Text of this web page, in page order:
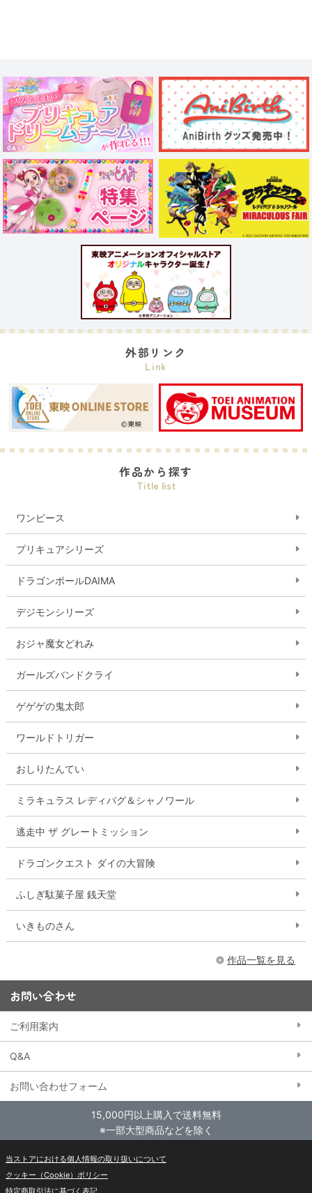
外部リンク
Link
作品から探す
Title list
ワンピース
プリキュアシリーズ
ドラゴンボールDAIMA
デジモンシリーズ
おジャ魔女どれみ
ガールズバンドクライ
ゲゲゲの鬼太郎
ワールドトリガー
おしりたんてい
ミラキュラス レディバグ＆シャノワール
逃走中 ザ グレートミッション
ドラゴンクエスト ダイの大冒険
ふしぎ駄菓子屋 銭天堂
いきものさん
作品一覧を見る
お問い合わせ
ご利用案内
Q&A
お問い合わせフォーム
15,000円以上購入で送料無料
※一部大型商品などを除く
当ストアにおける個人情報の取り扱いについて
クッキー（Cookie）ポリシー
特定商取引法に基づく表記